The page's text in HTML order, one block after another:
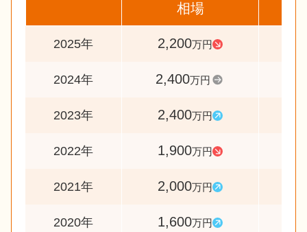
相場
2025年 2,200万円
2024年 2,400万円
2023年 2,400万円
2022年 1,900万円
2021年 2,000万円
2020年 1,600万円